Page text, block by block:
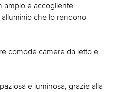
ampio e accogliente
che lo rendono
comode camere da letto e
e luminosa, grazie alla